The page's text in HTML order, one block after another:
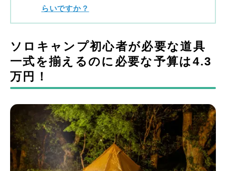
らいですか？
ソロキャンプ初心者が必要な道具
一式を揃えるのに必要な予算は4.3
万円！